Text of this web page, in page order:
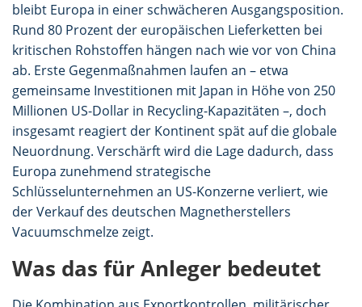
bleibt Europa in einer schwächeren Ausgangsposition.
Rund 80 Prozent der europäischen Lieferketten bei
kritischen Rohstoffen hängen nach wie vor von China
ab. Erste Gegenmaßnahmen laufen an – etwa
gemeinsame Investitionen mit Japan in Höhe von 250
Millionen US-Dollar in Recycling-Kapazitäten –, doch
insgesamt reagiert der Kontinent spät auf die globale
Neuordnung. Verschärft wird die Lage dadurch, dass
Europa zunehmend strategische
Schlüsselunternehmen an US-Konzerne verliert, wie
der Verkauf des deutschen Magnetherstellers
Vacuumschmelze zeigt.
Was das für Anleger bedeutet